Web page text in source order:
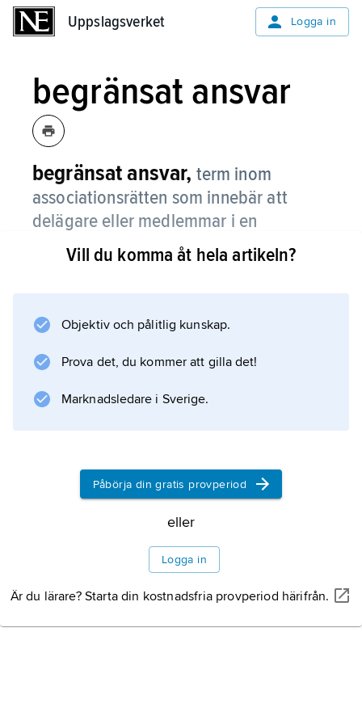
Uppslagsverket Logga in
begränsat ansvar
begränsat ansvar, term inom
associationsrätten som innebär att
delägare eller medlemmar i en
association är fria från personligt ansvar
för dennas skulder i t.ex. aktiebolag,
kommanditdelägare), ekonomiska
föreningar och ideella föreningar.
Vill du komma åt hela artikeln?
Objektiv och pålitlig kunskap.
Prova det, du kommer att gilla det!
Marknadsledare i Sverige.
Påbörja din gratis provperiod
eller
Logga in
Är du lärare? Starta din kostnadsfria provperiod härifrån.